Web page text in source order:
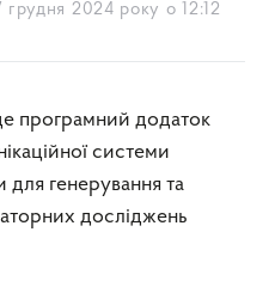
грудня 2024 року о 12:12
системи
генерування та
досліджень